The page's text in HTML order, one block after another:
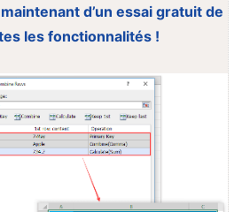
d’un essai gratuit de
les fonctionnalités !